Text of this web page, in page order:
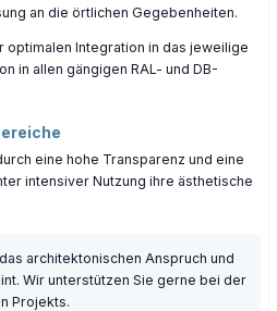
an die örtlichen Gegebenheiten.
optimalen Integration in das jeweilige
in allen gängigen RAL- und DB-
eine hohe Transparenz und eine
intensiver Nutzung ihre ästhetische
architektonischen Anspruch und
Wir unterstützen Sie gerne bei der
Projekts.